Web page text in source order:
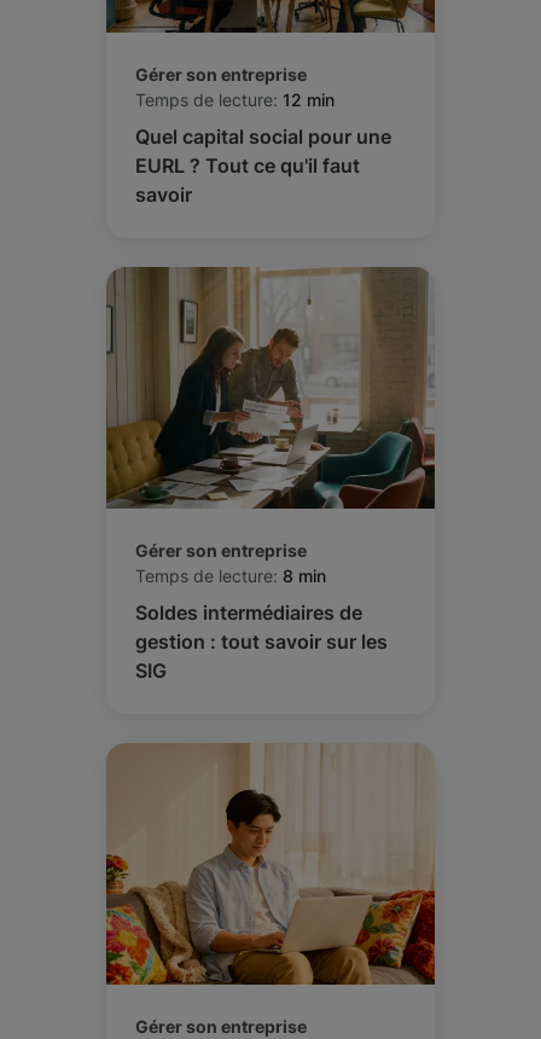
Gérer son entreprise
Temps de lecture: 12 min
Quel capital social pour une
EURL ? Tout ce qu'il faut
savoir
Gérer son entreprise
Temps de lecture: 8 min
Soldes intermédiaires de
gestion : tout savoir sur les
SIG
Gérer son entreprise